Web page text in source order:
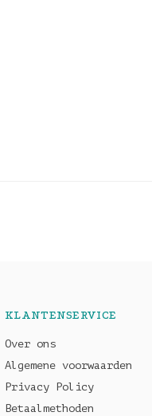
KLANTENSERVICE
Over ons
Algemene voorwaarden
Privacy Policy
Betaalmethoden